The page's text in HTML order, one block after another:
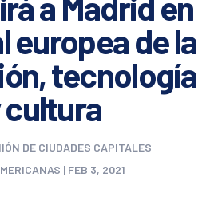
europea de la
tecnología
cultura
DE CIUDADES CAPITALES
| FEB 3, 2021